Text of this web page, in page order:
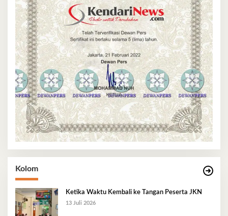
Kolom
Ketika Waktu Kembali ke Tangan Peserta JKN
13 Juli 2026